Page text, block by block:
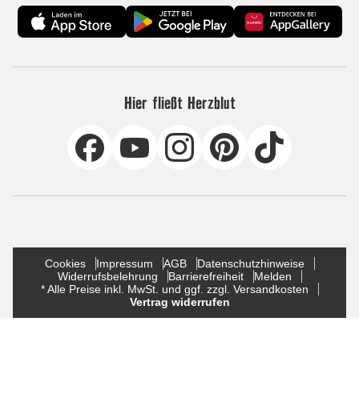
Hier fließt Herzblut
Cookies Impressum AGB
Datenschutzhinweise
Widerrufsbelehrung
Barrierefreiheit
Melden
* Alle Preise inkl. MwSt. und ggf. zzgl. Versandkosten
Vertrag widerrufen